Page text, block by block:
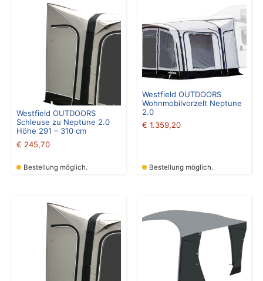
Westfield OUTDOORS
Schleuse zu Neptune 2.0
Höhe 291 – 310 cm
€ 245,70
Bestellung möglich.
Westfield OUTDOORS
Wohnmobilvorzelt Neptune
2.0
€ 1.359,20
Bestellung möglich.